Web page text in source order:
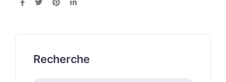
Recherche